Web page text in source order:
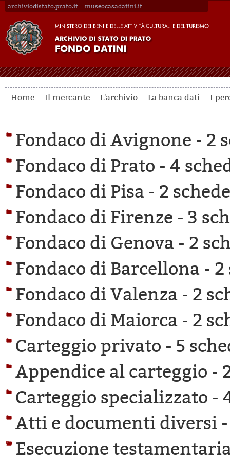
archiviodistato.prato.it museocasadatini.it
Home Il mercante L'archivio La banca dati I
Fondaco di Avignone - 2
Fondaco di Prato - 4
Fondaco di Pisa - 2
Fondaco di Firenze - 3
Fondaco di Genova - 2
Fondaco di Barcellona - 2
Fondaco di Valenza - 2
Fondaco di Maiorca - 2
Carteggio privato - 5
Appendice al carteggio -
Carteggio specializzato -
Atti e documenti diversi
Esecuzione